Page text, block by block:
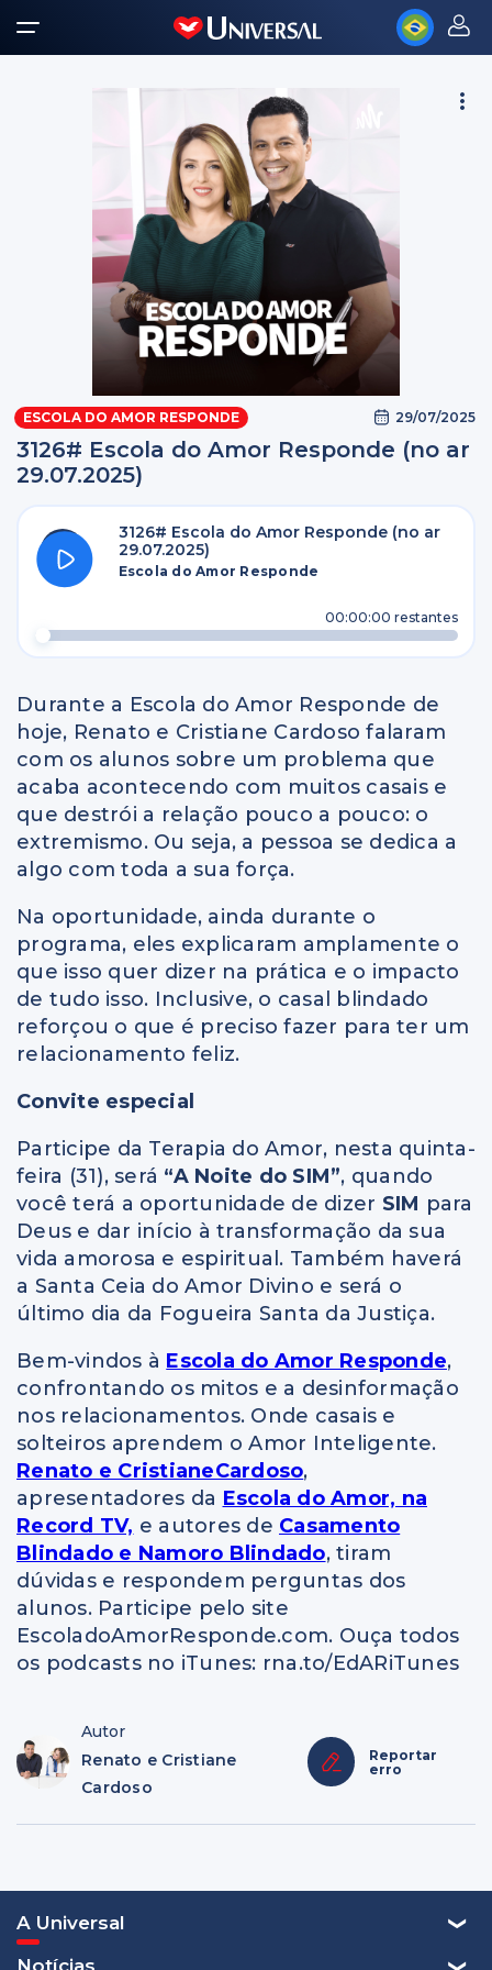
ESCOLA DO AMOR RESPONDE 29/07/2025
3126# Escola do Amor Responde (no ar
29.07.2025)
3126# Escola do Amor Responde (no ar
29.07.2025)
Escola do Amor Responde
00:00:00 restantes
Durante a Escola do Amor Responde de
hoje, Renato e Cristiane Cardoso falaram
com os alunos sobre um problema que
acaba acontecendo com muitos casais e
que destrói a relação pouco a pouco: o
extremismo. Ou seja, a pessoa se dedica a
algo com toda a sua força.
Na oportunidade, ainda durante o
programa, eles explicaram amplamente o
que isso quer dizer na prática e o impacto
de tudo isso. Inclusive, o casal blindado
reforçou o que é preciso fazer para ter um
relacionamento feliz.
Convite especial
Participe da Terapia do Amor, nesta quinta-
feira (31), será “A Noite do SIM”, quando
você terá a oportunidade de dizer SIM para
Deus e dar início à transformação da sua
vida amorosa e espiritual. Também haverá
a Santa Ceia do Amor Divino e será o
último dia da Fogueira Santa da Justiça.
Bem-vindos à Escola do Amor Responde,
confrontando os mitos e a desinformação
nos relacionamentos. Onde casais e
solteiros aprendem o Amor Inteligente.
Renato e CristianeCardoso,
apresentadores da Escola do Amor, na
Record TV, e autores de Casamento
Blindado e Namoro Blindado, tiram
dúvidas e respondem perguntas dos
alunos. Participe pelo site
EscoladoAmorResponde.com. Ouça todos
os podcasts no iTunes: rna.to/EdARiTunes
Autor
Renato e Cristiane
Cardoso
Reportar
erro
A Universal
Notícias